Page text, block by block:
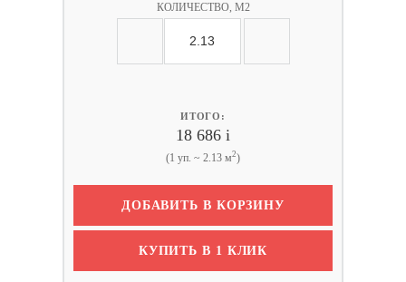
КОЛИЧЕСТВО, М2
ИТОГО:
18 686 i
(1 уп. ~ 2.13 м2)
ДОБАВИТЬ В КОРЗИНУ
КУПИТЬ В 1 КЛИК